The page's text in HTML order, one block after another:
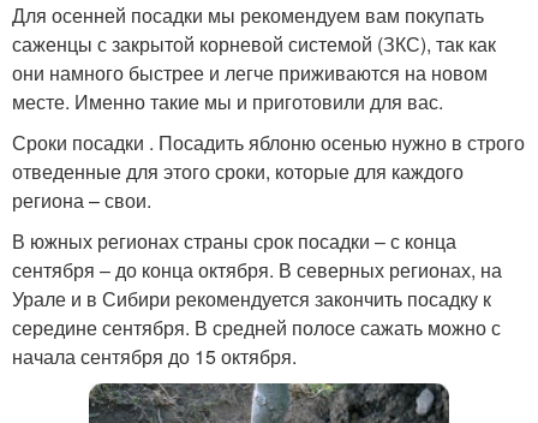
Для осенней посадки мы рекомендуем вам покупать
саженцы с закрытой корневой системой (ЗКС), так как
они намного быстрее и легче приживаются на новом
месте. Именно такие мы и приготовили для вас.
Сроки посадки . Посадить яблоню осенью нужно в строго
отведенные для этого сроки, которые для каждого
региона – свои.
В южных регионах страны срок посадки – с конца
сентября – до конца октября. В северных регионах, на
Урале и в Сибири рекомендуется закончить посадку к
середине сентября. В средней полосе сажать можно с
начала сентября до 15 октября.